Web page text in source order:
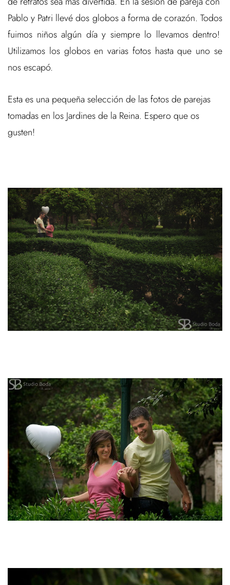
Pablo y Patri llevé dos globos a forma de corazón. Todos
fuimos niños algún día y siempre lo llevamos dentro!
Utilizamos los globos en varias fotos hasta que uno se
nos escapó.
Esta es una pequeña selección de las fotos de parejas
tomadas en los Jardines de la Reina. Espero que os
gusten!